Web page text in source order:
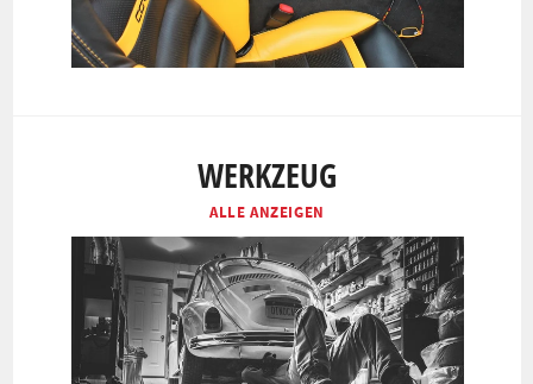
WERKZEUG
ALLE ANZEIGEN